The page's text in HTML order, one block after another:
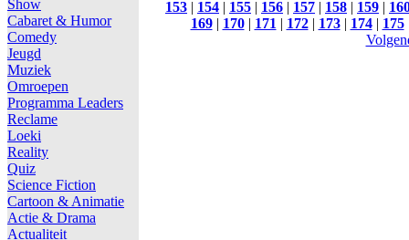
Show
Cabaret & Humor
Comedy
Jeugd
Muziek
Omroepen
Programma Leaders
Reclame
Loeki
Reality
Quiz
Science Fiction
Cartoon & Animatie
Actie & Drama
Actualiteit
153 | 154 | 155 | 156 | 157 | 158 | 159 |
169| 170| 171| 172| 173| 174| 175